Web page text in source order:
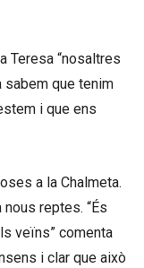
Teresa “nosaltres
sabem que tenim
i que ens
a la Chalmeta.
reptes. “És
veïns” comenta
i clar que això